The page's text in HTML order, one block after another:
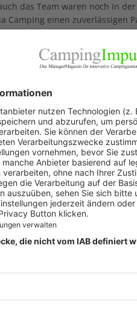
das Team waren noch in
Camping einen zuverlässigen
Grund und Boden war es
einem guten Zustand hält,
nachhaltige Betriebsführung
war es wichtig, für
zu finden.
Campingplatz einer
die uns sehr gut
war nicht einfach. An
unseres Platzes einige
und KI das
Prozesse wesentlich
und viele Synergieeffekte
Gäste aus dem Norden
Nebensaisonzeiten
für First Camp und gab es